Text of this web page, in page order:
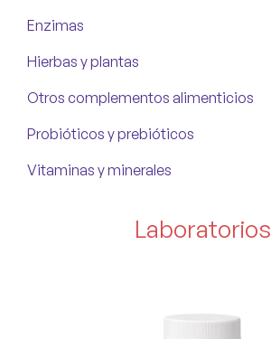
Enzimas
Hierbas y plantas
Otros complementos alimenticios
Probióticos y prebióticos
Vitaminas y minerales
Laboratorios